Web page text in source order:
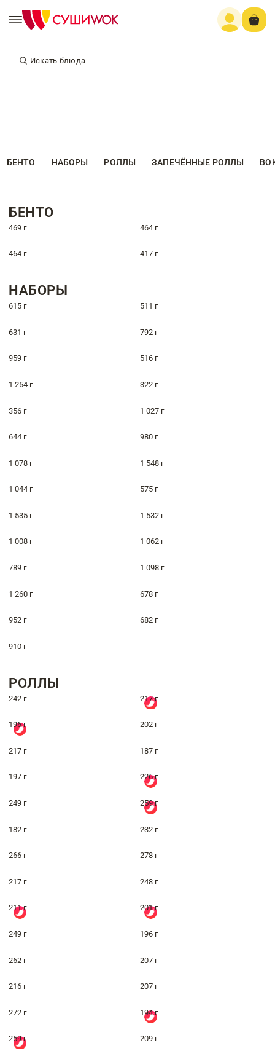
Искать блюда
БЕНТО НАБОРЫ РОЛЛЫ ЗАПЕЧЁННЫЕ РОЛЛЫ
БЕНТО
469 г 464 г
464 г 417 г
НАБОРЫ
615 г 511 г
631 г 792 г
959 г 516 г
1 254 г 322 г
356 г 1 027 г
644 г 980 г
1 078 г 1 548 г
1 044 г 575 г
1 535 г 1 532 г
1 008 г 1 062 г
789 г 1 098 г
1 260 г 678 г
952 г 682 г
910 г
РОЛЛЫ
242 г 217 г
196 г 202 г
217 г 187 г
197 г 226 г
249 г 259 г
182 г 232 г
266 г 278 г
217 г 248 г
211 г 201 г
249 г 196 г
262 г 207 г
216 г 207 г
272 г 194 г
259 г 209 г